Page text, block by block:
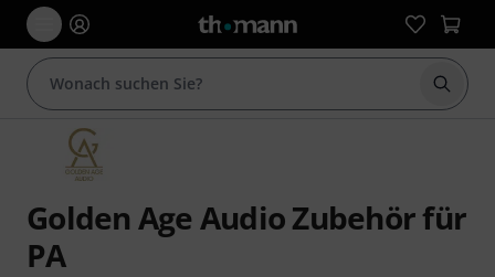
Suche
Golden Age Audio Zubehör für
PA